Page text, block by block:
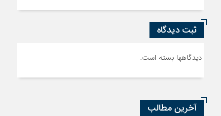
ثبت دیدگاه
دیدگاهها بسته است.
آخرین مطالب